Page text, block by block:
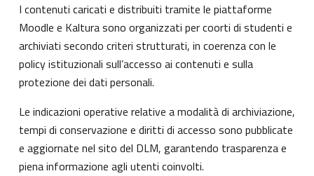
I contenuti caricati e distribuiti tramite le piattaforme
Moodle e Kaltura sono organizzati per coorti di studenti e
archiviati secondo criteri strutturati, in coerenza con le
policy istituzionali sull’accesso ai contenuti e sulla
protezione dei dati personali.
Le indicazioni operative relative a modalità di archiviazione,
tempi di conservazione e diritti di accesso sono pubblicate
e aggiornate nel sito del DLM, garantendo trasparenza e
piena informazione agli utenti coinvolti.